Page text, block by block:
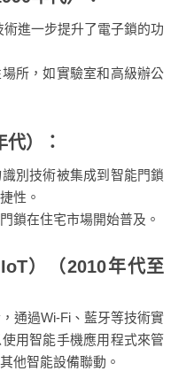
進一步提升了電子鎖的功
所，如實驗室和高級辦公
）：
別技術被集成到智能門鎖
性。
鎖在住宅市場開始普及​。
）（2010年代至
通過Wi-Fi、藍牙等技術實
用智能手機應用程式來管
他智能設備聯動。